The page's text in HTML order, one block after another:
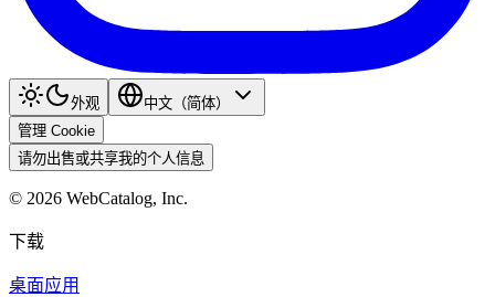
外观
中文（简体）
管理 Cookie
请勿出售或共享我的个人信息
© 2026 WebCatalog, Inc.
下载
桌面应用